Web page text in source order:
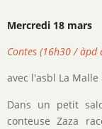
Mercredi 18 mars
Contes (16h30 / àpd
avec l'asbl La Malle
Dans un petit
conteuse Zaza